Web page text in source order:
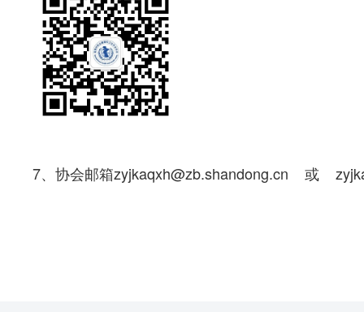
7、协会邮箱zyjkaqxh@zb.shandong.cn 或